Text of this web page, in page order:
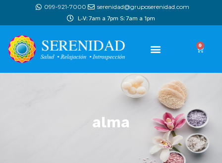
099-921-7000 serenidad@gruposerenidad.com
L-V: 7am a 7pm S: 7am a 1pm
0
alma